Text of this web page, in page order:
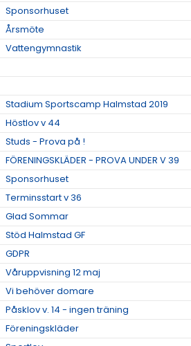
Sponsorhuset
Årsmöte
Vattengymnastik
Stadium Sportscamp Halmstad 2019
Höstlov v 44
Studs - Prova på !
FÖRENINGSKLÄDER - PROVA UNDER V 39
Sponsorhuset
Terminsstart v 36
Glad Sommar
Stöd Halmstad GF
GDPR
Våruppvisning 12 maj
Vi behöver domare
Påsklov v. 14 - ingen träning
Föreningskläder